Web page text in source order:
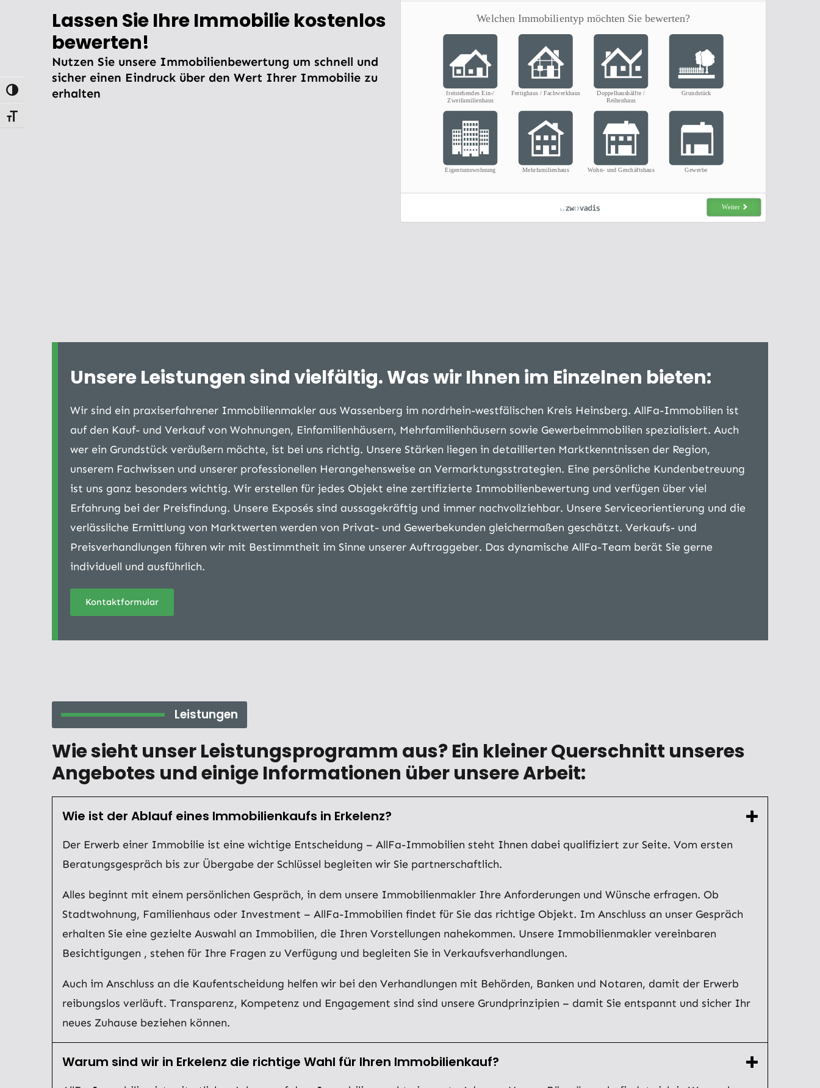
Umschalten auf hohe Kontraste
Schrift vergrößern
Lassen Sie Ihre Immobilie kostenlos
bewerten!
Nutzen Sie unsere Immobilienbewertung um schnell und
sicher einen Eindruck über den Wert Ihrer Immobilie zu
erhalten
Unsere Leistungen sind vielfältig. Was wir Ihnen im Einzelnen bieten:
Wir sind ein praxiserfahrener Immobilienmakler aus Wassenberg im nordrhein-westfälischen Kreis Heinsberg. AllFa-Immobilien ist
auf den Kauf- und Verkauf von Wohnungen, Einfamilienhäusern, Mehrfamilienhäusern sowie Gewerbeimmobilien spezialisiert. Auch
wer ein Grundstück veräußern möchte, ist bei uns richtig. Unsere Stärken liegen in detaillierten Marktkenntnissen der Region,
unserem Fachwissen und unserer professionellen Herangehensweise an Vermarktungsstrategien. Eine persönliche Kundenbetreuung
ist uns ganz besonders wichtig. Wir erstellen für jedes Objekt eine zertifizierte Immobilienbewertung und verfügen über viel
Erfahrung bei der Preisfindung. Unsere Exposés sind aussagekräftig und immer nachvollziehbar. Unsere Serviceorientierung und die
verlässliche Ermittlung von Marktwerten werden von Privat- und Gewerbekunden gleichermaßen geschätzt. Verkaufs- und
Preisverhandlungen führen wir mit Bestimmtheit im Sinne unserer Auftraggeber. Das dynamische AllFa-Team berät Sie gerne
individuell und ausführlich.
Kontaktformular
Leistungen
Wie sieht unser Leistungsprogramm aus? Ein kleiner Querschnitt unseres
Angebotes und einige Informationen über unsere Arbeit:
Wie ist der Ablauf eines Immobilienkaufs in Erkelenz?
Der Erwerb einer Immobilie ist eine wichtige Entscheidung – AllFa-Immobilien steht Ihnen dabei qualifiziert zur Seite. Vom ersten
Beratungsgespräch bis zur Übergabe der Schlüssel begleiten wir Sie partnerschaftlich.
Alles beginnt mit einem persönlichen Gespräch, in dem unsere Immobilienmakler Ihre Anforderungen und Wünsche erfragen. Ob
Stadtwohnung, Familienhaus oder Investment – AllFa-Immobilien findet für Sie das richtige Objekt. Im Anschluss an unser Gespräch
erhalten Sie eine gezielte Auswahl an Immobilien, die Ihren Vorstellungen nahekommen. Unsere Immobilienmakler vereinbaren
Besichtigungen , stehen für Ihre Fragen zu Verfügung und begleiten Sie in Verkaufsverhandlungen.
Auch im Anschluss an die Kaufentscheidung helfen wir bei den Verhandlungen mit Behörden, Banken und Notaren, damit der Erwerb
reibungslos verläuft. Transparenz, Kompetenz und Engagement sind sind unsere Grundprinzipien – damit Sie entspannt und sicher Ihr
neues Zuhause beziehen können.
Warum sind wir in Erkelenz die richtige Wahl für Ihren Immobilienkauf?